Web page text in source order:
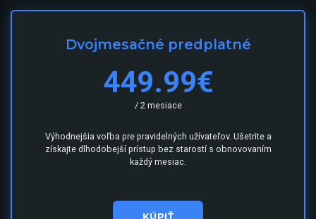
Dvojmesačné predplatné
449.99€
/ 2 mesiace
Výhodnejšia voľba pre pravidelných užívateľov. Ušetrite a
získajte dlhodobejší prístup bez starostí s obnovovaním
každý mesiac.
KÚPIŤ